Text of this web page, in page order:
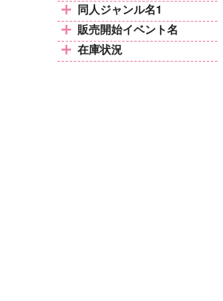
同人ジャンル名1
販売開始イベント名
在庫状況